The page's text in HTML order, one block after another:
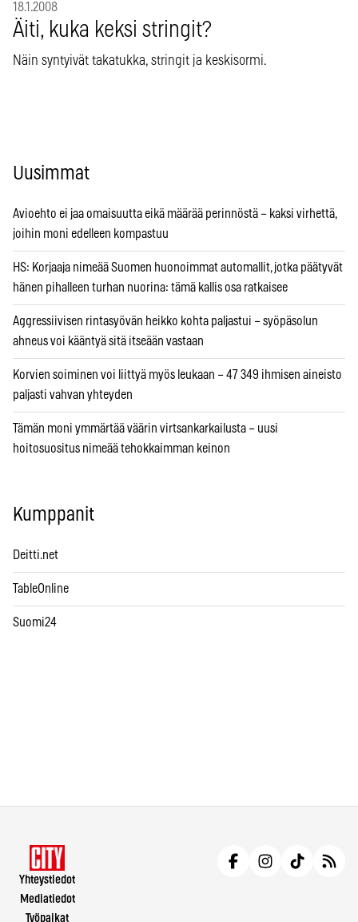
18.1.2008
Äiti, kuka keksi stringit?
Näin syntyivät takatukka, stringit ja keskisormi.
Uusimmat
Avioehto ei jaa omaisuutta eikä määrää perinnöstä – kaksi virhettä,
joihin moni edelleen kompastuu
HS: Korjaaja nimeää Suomen huonoimmat automallit, jotka päätyvät
hänen pihalleen turhan nuorina: tämä kallis osa ratkaisee
Aggressiivisen rintasyövän heikko kohta paljastui – syöpäsolun
ahneus voi kääntyä sitä itseään vastaan
Korvien soiminen voi liittyä myös leukaan – 47 349 ihmisen aineisto
paljasti vahvan yhteyden
Tämän moni ymmärtää väärin virtsankarkailusta – uusi
hoitosuositus nimeää tehokkaimman keinon
Kumppanit
Deitti.net
TableOnline
Suomi24
Yhteystiedot
Mediatiedot
Työpaikat